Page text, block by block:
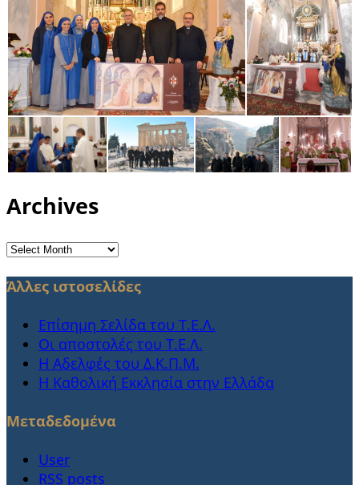
Archives
Archives
Άλλες ιστοσελίδες
Επίσημη Σελίδα του Τ.Ε.Λ.
Οι αποστολές του Τ.Ε.Λ.
Η Αδελφές του Δ.Κ.Π.Μ.
Η Καθολική Εκκλησία στην Ελλάδα
Μεταδεδομένα
User
RSS posts